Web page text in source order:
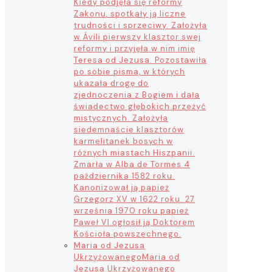
Zakonu, spotkały ją liczne
trudności i sprzeciwy. Założyła
w Ávili pierwszy klasztor swej
reformy i przyjęła w nim imię
Teresa od Jezusa. Pozostawiła
po sobie pisma, w których
ukazała drogę do
zjednoczenia z Bogiem i dała
świadectwo głębokich przeżyć
mistycznych. Założyła
siedemnaście klasztorów
karmelitanek bosych w
różnych miastach Hiszpanii.
Zmarła w Alba de Tormes 4
października 1582 roku.
Kanonizował ją papież
Grzegorz XV w 1622 roku. 27
września 1970 roku papież
Paweł VI ogłosił ją Doktorem
Kościoła powszechnego.
Maria od Jezusa
UkrzyżowanegoMaria od
Jezusa Ukrzyżowanego